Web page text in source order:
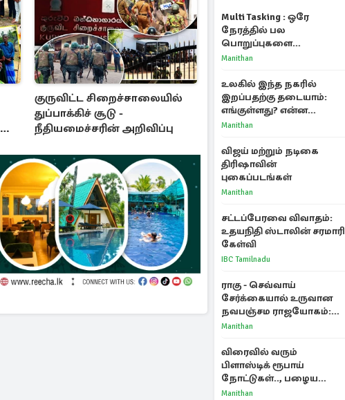
குருவிட்ட சிறைச்சாலையில்
துப்பாக்கிச் சூடு -
நீதியமைச்சரின் அறிவிப்பு
Multi Tasking : ஒரே
நேரத்தில் பல
பொறுப்புகளை
கையாளும் டாப் 3 ராசிகள்!
Manithan
உலகில் இந்த நகரில்
இறப்பதற்கு தடையாம்:
எங்குள்ளது? என்ன
காரணம் தெரியுமா?
Manithan
விஜய் மற்றும் நடிகை
திரிஷாவின்
புகைப்படங்கள்
Manithan
சட்டப்பேரவை விவாதம்:
உதயநிதி ஸ்டாலின் சரமாரி
கேள்வி
IBC Tamilnadu
ராகு - செவ்வாய்
சேர்க்கையால் உருவான
நவபஞ்சம ராஜயோகம்:
அதிர்ஷ்டம் பெறும் 3
Manithan
விரைவில் வரும்
பிளாஸ்டிக் ரூபாய்
நோட்டுகள்.., பழைய
காகித நோட்டுகள்
Manithan